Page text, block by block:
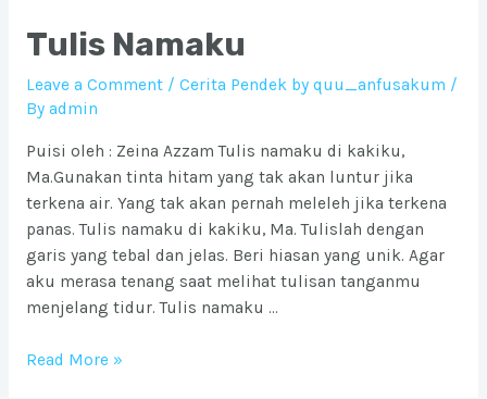
Tulis Namaku
Leave a Comment / Cerita Pendek by quu_anfusakum /
By admin
Puisi oleh : Zeina Azzam Tulis namaku di kakiku,
Ma.Gunakan tinta hitam yang tak akan luntur jika
terkena air. Yang tak akan pernah meleleh jika terkena
panas. Tulis namaku di kakiku, Ma. Tulislah dengan
garis yang tebal dan jelas. Beri hiasan yang unik. Agar
aku merasa tenang saat melihat tulisan tanganmu
menjelang tidur. Tulis namaku …
Tulis
Read More »